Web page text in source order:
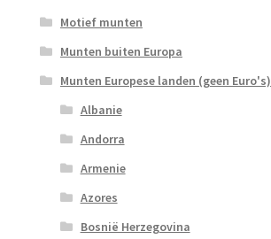
Motief munten
Munten buiten Europa
Munten Europese landen (geen Euro's)
Albanie
Andorra
Armenie
Azores
Bosnië Herzegovina